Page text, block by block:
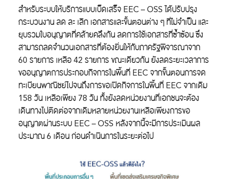
สำหรับระบบให้บริการแบบเบ็ดเสร็จ EEC – OSS ได้ปรับปรุง
กระบวนงาน ลด ละ เลิก เอกสารและขั้นตอนต่าง ๆ ที่ไม่จำเป็น และ
ยุบรวมใบอนุญาตที่คล้ายคลึงกัน ลดการใช้เอกสารที่ซ้ำซ้อน ซึ่ง
สามารถลดจำนวนเอกสารที่ต้องยื่นให้กับภาครัฐพิจารณาจาก
60 รายการ เหลือ 42 รายการ ขณะเดียวกัน ยังลดระยะเวลาการ
ขออนุญาตการประกอบกิจการในพื้นที่ EEC จากขั้นตอนการจด
ทะเบียนพาณิชย์ไปจนถึงการขอเปิดกิจการในพื้นที่ EEC จากเดิม
158 วัน เหลือเพียง 78 วัน ทั้งยังลดหน่วยงานที่เอกชนจะต้อง
เดินทางไปติดต่อจากเดิมหลายหน่วยงานเหลือเพียงการขอ
อนุญาตผ่านระบบ EEC – OSS หลังจากนี้จะมีการประเมินผล
ประมาณ 6 เดือน ก่อนดำเนินการในระยะต่อไป